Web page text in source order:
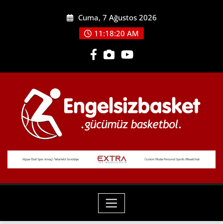
Cuma, 7 Ağustos 2026
11:18:20 AM